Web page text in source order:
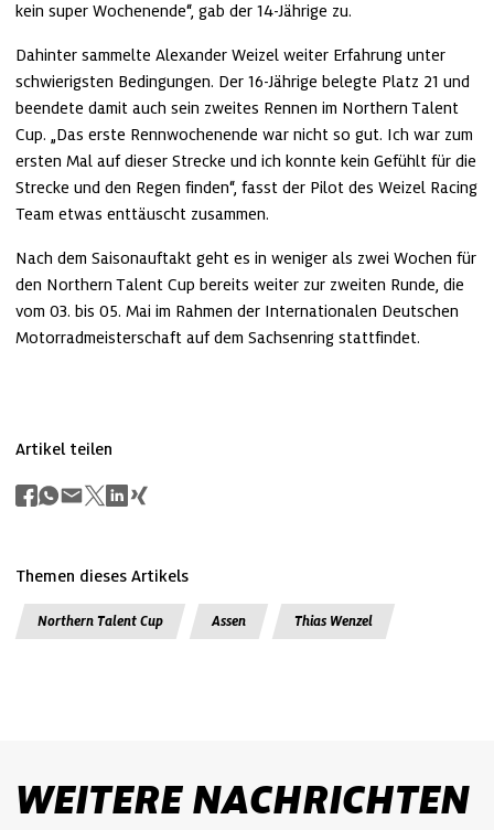
kein super Wochenende“, gab der 14-Jährige zu.
Dahinter sammelte Alexander Weizel weiter Erfahrung unter
schwierigsten Bedingungen. Der 16-Jährige belegte Platz 21 und
beendete damit auch sein zweites Rennen im Northern Talent
Cup. „Das erste Rennwochenende war nicht so gut. Ich war zum
ersten Mal auf dieser Strecke und ich konnte kein Gefühlt für die
Strecke und den Regen finden“, fasst der Pilot des Weizel Racing
Team etwas enttäuscht zusammen.
Nach dem Saisonauftakt geht es in weniger als zwei Wochen für
den Northern Talent Cup bereits weiter zur zweiten Runde, die
vom 03. bis 05. Mai im Rahmen der Internationalen Deutschen
Motorradmeisterschaft auf dem Sachsenring stattfindet.
Artikel teilen
Themen dieses Artikels
Northern Talent Cup Assen Thias Wenzel
WEITERE NACHRICHTEN